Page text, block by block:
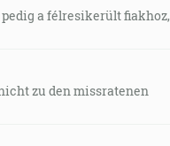
pedig a félresikerült fiakhoz,
zu den missratenen